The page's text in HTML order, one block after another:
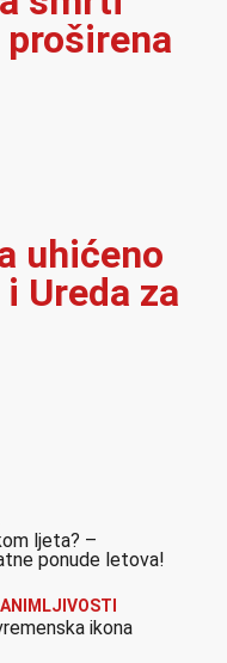
uhićeno
Ureda za
ljeta? –
ponude letova!
ikona